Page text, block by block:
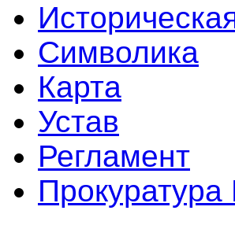
Символика
Карта
Устав
Регламент